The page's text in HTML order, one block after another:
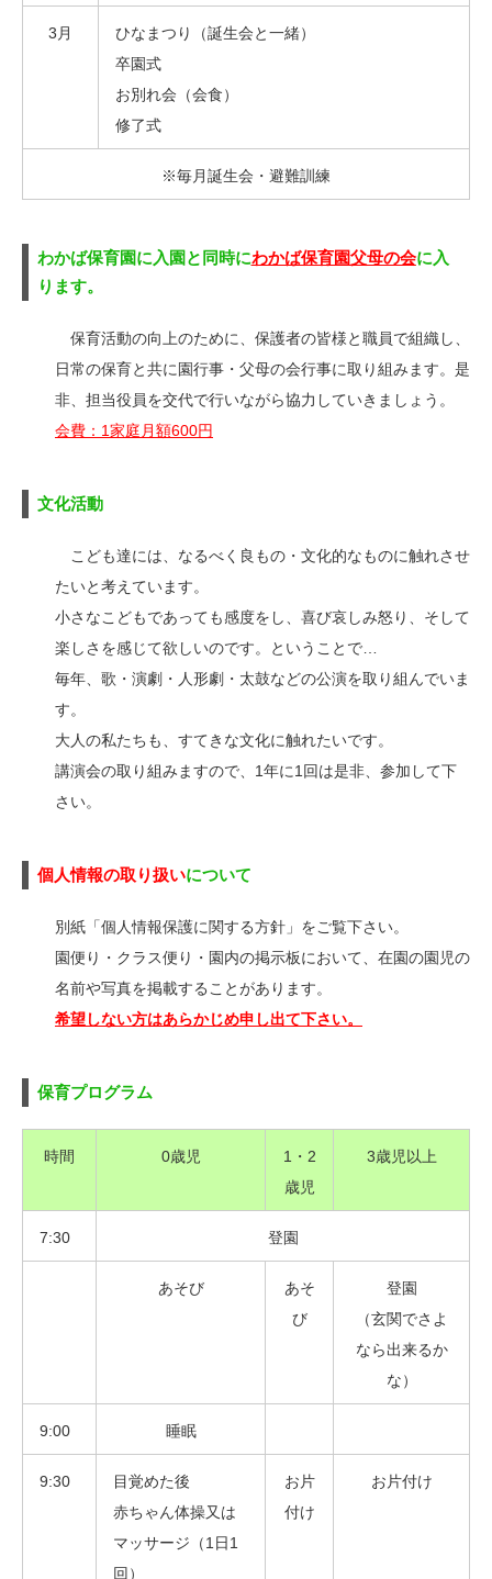
3月
ひなまつり（誕生会と一緒）
卒園式
お別れ会（会食）
修了式
※毎月誕生会・避難訓練
わかば保育園に入園と同時にわかば保育園父母の会に入
ります。
保育活動の向上のために、保護者の皆様と職員で組織し、
日常の保育と共に園行事・父母の会行事に取り組みます。是
非、担当役員を交代で行いながら協力していきましょう。
会費：1家庭月額600円
文化活動
こども達には、なるべく良もの・文化的なものに触れさせ
たいと考えています。
小さなこどもであっても感度をし、喜び哀しみ怒り、そして
楽しさを感じて欲しいのです。ということで…
毎年、歌・演劇・人形劇・太鼓などの公演を取り組んでいま
す。
大人の私たちも、すてきな文化に触れたいです。
講演会の取り組みますので、1年に1回は是非、参加して下
さい。
個人情報の取り扱いについて
別紙「個人情報保護に関する方針」をご覧下さい。
園便り・クラス便り・園内の掲示板において、在園の園児の
名前や写真を掲載することがあります。
希望しない方はあらかじめ申し出て下さい。
保育プログラム
時間 0歳児
1・2
歳児
3歳児以上
7:30 登園
あそび
あそ
び
登園
（玄関でさよ
なら出来るか
な）
9:00 睡眠
9:30
目覚めた後
赤ちゃん体操又は
マッサージ（1日1
回）
お片
付け
お片付け